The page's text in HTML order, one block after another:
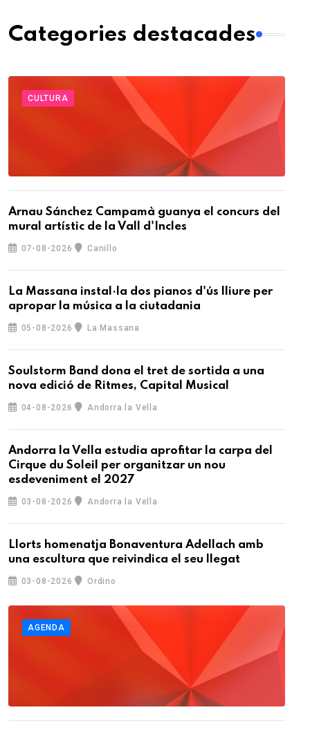
Categories destacades
CULTURA
Arnau Sánchez Campamà guanya el concurs del
mural artístic de la Vall d'Incles
07-08-2026 Canillo
La Massana instal·la dos pianos d'ús lliure per
apropar la música a la ciutadania
05-08-2026 La Massana
Soulstorm Band dona el tret de sortida a una
nova edició de Ritmes, Capital Musical
04-08-2026 Andorra la Vella
Andorra la Vella estudia aprofitar la carpa del
Cirque du Soleil per organitzar un nou
esdeveniment el 2027
03-08-2026 Andorra la Vella
Llorts homenatja Bonaventura Adellach amb
una escultura que reivindica el seu llegat
03-08-2026 Ordino
AGENDA